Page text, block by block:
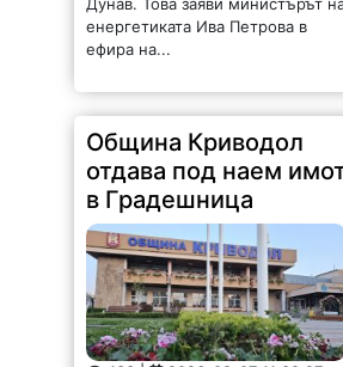
отдава под наем имот
в Градешница
133 | 2026-08-07 11:32:27
ОБЩИНА КРИВОДОЛ ОБЛАСТ
ВРАЦА 3060 гр. Криводол,
ул.”Освобождение”№ 13, тел.
09117 / 20-45, e-mail: